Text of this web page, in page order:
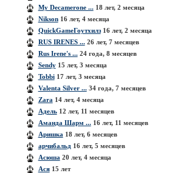
My Decamerone ...18 лет, 2 месяца
Nikson16 лет, 4 месяца
QuiсkGameГоутхилз16 лет, 2 месяца
RUS IRENES ...26 лет, 7 месяцев
Rus Irene's ...24 года, 8 месяцев
Sendy15 лет, 3 месяца
Tobbi17 лет, 3 месяца
Valenta Silver ...34 года, 7 месяцев
Zara 14 лет, 4 месяца
Адель12 лет, 11 месяцев
Аманда Шарм ...16 лет, 11 месяцев
Аришка 18 лет, 6 месяцев
арчибальд16 лет, 5 месяцев
Асюша 20 лет, 4 месяца
Ася15 лет